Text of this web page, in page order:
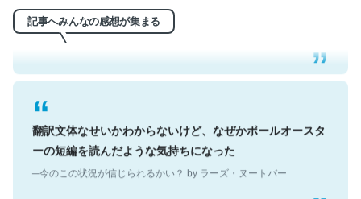
記事へみんなの感想が集まる
─今のこの状況が信じられるかい？ by ラーズ・ヌートバー
翻訳文体なせいかわからないけど、なぜかポールオースタ
ーの短編を読んだような気持ちになった
─今のこの状況が信じられるかい？ by ラーズ・ヌートバー